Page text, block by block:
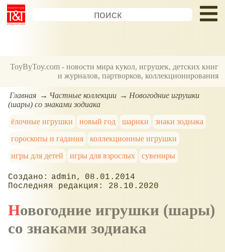
ToyByToy.com - новости мира кукол, игрушек, детских книг
и журналов, партворков, коллекционирования
Главная Частные коллекции
Новогодние игрушки
(шары) со знаками зодиака
ёлочные игрушки
новый год шарики
знаки зодиака
гороскопы и гадания
коллекционные игрушки
игры для детей
игры для взрослых сувениры
admin
08.01.2014
28.10.2020
Новогодние игрушки (шары)
со знаками зодиака